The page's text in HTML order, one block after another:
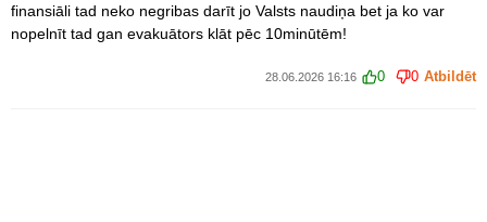
finansiāli tad neko negribas darīt jo Valsts naudiņa bet ja ko var
nopelnīt tad gan evakuātors klāt pēc 10minūtēm!
28.06.2026 16:16 0 0 Atbildēt